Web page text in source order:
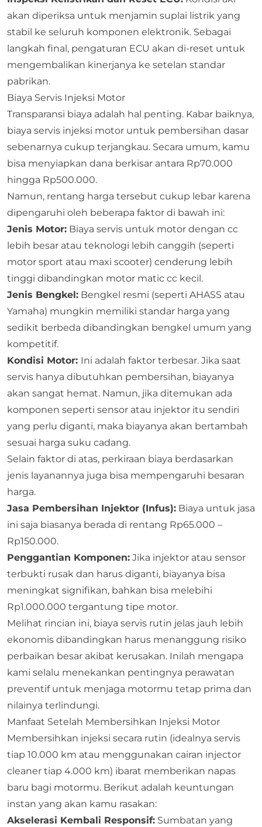
akan diperiksa untuk menjamin suplai listrik yang
stabil ke seluruh komponen elektronik. Sebagai
langkah final, pengaturan ECU akan di-reset untuk
mengembalikan kinerjanya ke setelan standar
pabrikan.
Biaya Servis Injeksi Motor
Transparansi biaya adalah hal penting. Kabar baiknya,
biaya servis injeksi motor untuk pembersihan dasar
sebenarnya cukup terjangkau. Secara umum, kamu
bisa menyiapkan dana berkisar antara Rp70.000
hingga Rp500.000.
Namun, rentang harga tersebut cukup lebar karena
dipengaruhi oleh beberapa faktor di bawah ini:
Jenis Motor: Biaya servis untuk motor dengan cc
lebih besar atau teknologi lebih canggih (seperti
motor sport atau maxi scooter) cenderung lebih
tinggi dibandingkan motor matic cc kecil.
Jenis Bengkel: Bengkel resmi (seperti AHASS atau
Yamaha) mungkin memiliki standar harga yang
sedikit berbeda dibandingkan bengkel umum yang
kompetitif.
Kondisi Motor: Ini adalah faktor terbesar. Jika saat
servis hanya dibutuhkan pembersihan, biayanya
akan sangat hemat. Namun, jika ditemukan ada
komponen seperti sensor atau injektor itu sendiri
yang perlu diganti, maka biayanya akan bertambah
sesuai harga suku cadang.
Selain faktor di atas, perkiraan biaya berdasarkan
jenis layanannya juga bisa mempengaruhi besaran
harga.
Jasa Pembersihan Injektor (Infus): Biaya untuk jasa
ini saja biasanya berada di rentang Rp65.000 –
Rp150.000.
Penggantian Komponen: Jika injektor atau sensor
terbukti rusak dan harus diganti, biayanya bisa
meningkat signifikan, bahkan bisa melebihi
Rp1.000.000 tergantung tipe motor.
Melihat rincian ini, biaya servis rutin jelas jauh lebih
ekonomis dibandingkan harus menanggung risiko
perbaikan besar akibat kerusakan. Inilah mengapa
kami selalu menekankan pentingnya perawatan
preventif untuk menjaga motormu tetap prima dan
nilainya terlindungi.
Manfaat Setelah Membersihkan Injeksi Motor
Membersihkan injeksi secara rutin (idealnya servis
tiap 10.000 km atau menggunakan cairan injector
cleaner tiap 4.000 km) ibarat memberikan napas
baru bagi motormu. Berikut adalah keuntungan
instan yang akan kamu rasakan:
Akselerasi Kembali Responsif: Sumbatan yang